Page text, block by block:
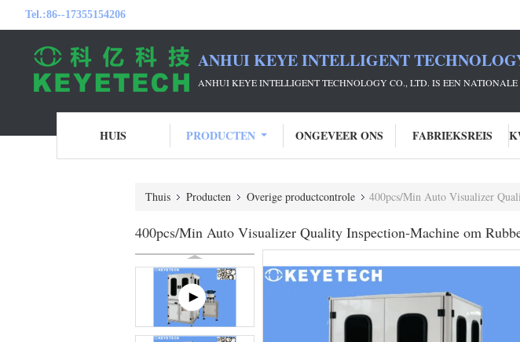
Tel.:86--17355154206
ANHUI KEYE INTELLIGENT
ANHUI KEYE INTELLIGENT TECHNOLOGY CO., LTD. IS EEN
HUIS PRODUCTEN ONGEVEER ONS FABRIEKSREIS
Thuis Producten Overige productcontrole 400pcs/Min Auto Visualizer
400pcs/Min Auto Visualizer Quality Inspection-Machine om